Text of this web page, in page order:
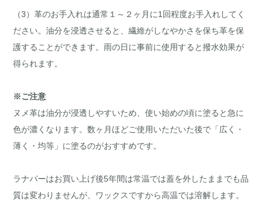
（3）革のお手入れは通常１～２ヶ月に1回程度お手入れしてく
ださい。油分を浸透させると、繊維がしなやかさを保ち革を保
護することができます。雨の日に事前に使用すると撥水効果が
得られます。
※ご注意
ヌメ革は油分が浸透しやすいため、使い始めの頃に塗ると急に
色が濃くなります。数ヶ月ほどご使用いただいた後で「広く・
薄く・均等」に塗るのがおすすめです。
ラナパーはお買い上げ後5年間は常温では蓋を外したままでも品
質は変わりませんが、ワックスですから高温では溶解します。